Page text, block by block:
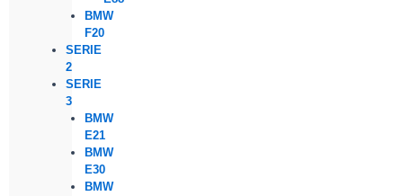
BMW
F20
SERIE
2
SERIE
3
BMW
E21
BMW
E30
BMW